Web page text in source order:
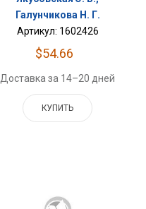
Галунчикова Н. Г.
Артикул: 1602426
$54.66
Доставка за 14–20 дней
КУПИТЬ